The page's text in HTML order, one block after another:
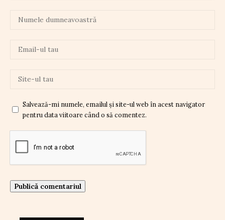
Salvează-mi numele, emailul și site-ul web în acest navigator
pentru data viitoare când o să comentez.